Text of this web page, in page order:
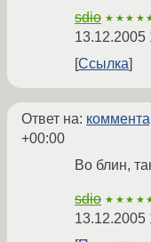
sdio
13.12.2005
Ссылка
Ответ на:
+00:00
Во блин,
sdio
13.12.2005